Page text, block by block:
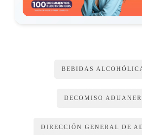
ARTÍCULO 14
legalidad, proporcionalidad y el debido
aplicarse las disposiciones generales
Procedimientos Tributarios, y sus
BEBIDAS
DECOMISO
DIRECCIÓN GENERAL DE